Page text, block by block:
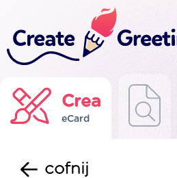
Crea
eCard
cofnij